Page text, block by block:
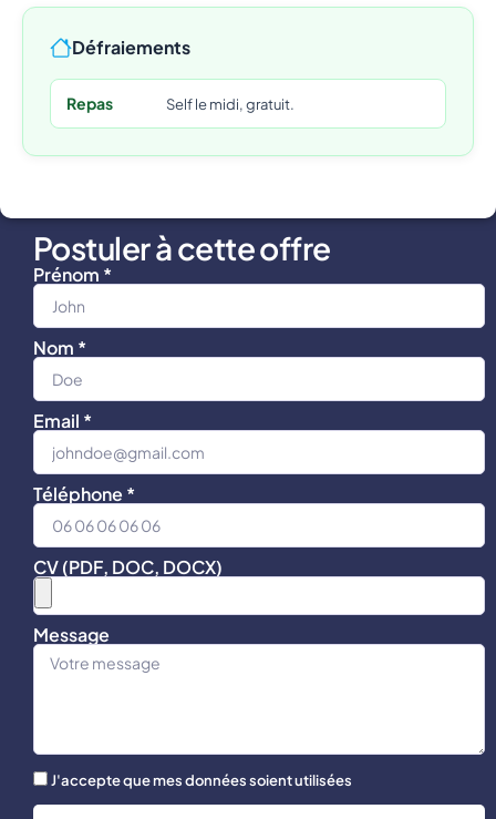
Défraiements
Repas Self le midi, gratuit.
Postuler à cette offre
Prénom *
Nom *
Email *
Téléphone *
CV (PDF, DOC, DOCX)
Message
J'accepte que mes données soient utilisées